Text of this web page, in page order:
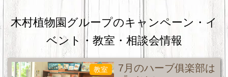
木村植物園グループのキャンペーン・ イ
ベント・教室・相談会情報
教室
7月のハーブ俱楽部は